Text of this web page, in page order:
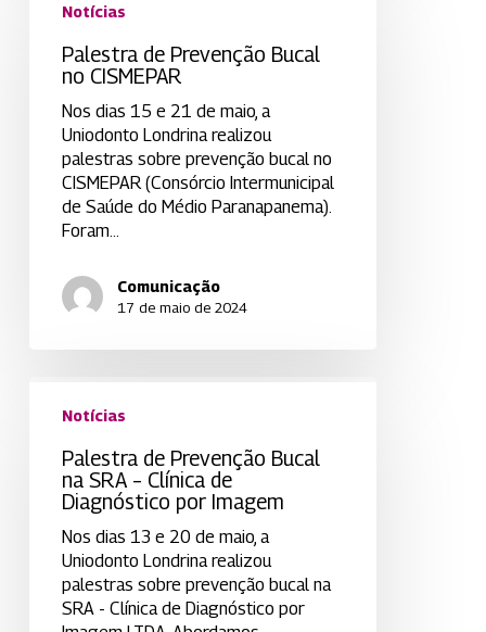
Bucal
CISMEPAR
Notícias
Palestra de Prevenção Bucal
no CISMEPAR
Nos dias 15 e 21 de maio, a
Uniodonto Londrina realizou
palestras sobre prevenção bucal no
CISMEPAR (Consórcio Intermunicipal
de Saúde do Médio Paranapanema).
Foram…
Comunicação
17 de maio de 2024
Bucal
Clínica
Diagnóstico
Notícias
Palestra de Prevenção Bucal
na SRA – Clínica de
Diagnóstico por Imagem
Nos dias 13 e 20 de maio, a
Uniodonto Londrina realizou
palestras sobre prevenção bucal na
SRA - Clínica de Diagnóstico por